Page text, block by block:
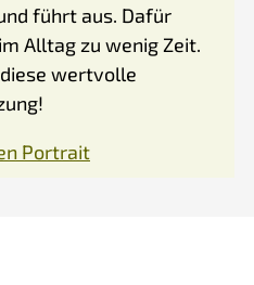
führt aus. Dafür
Alltag zu wenig Zeit.
wertvolle
Portrait